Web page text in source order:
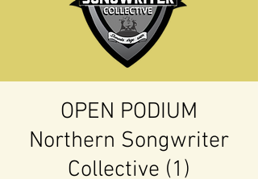
OPEN PODIUM
Northern Songwriter
Collective (1)